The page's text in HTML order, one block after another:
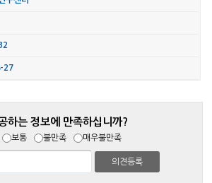
27
하는 정보에 만족하십니까?
보통 불만족 매우불만족